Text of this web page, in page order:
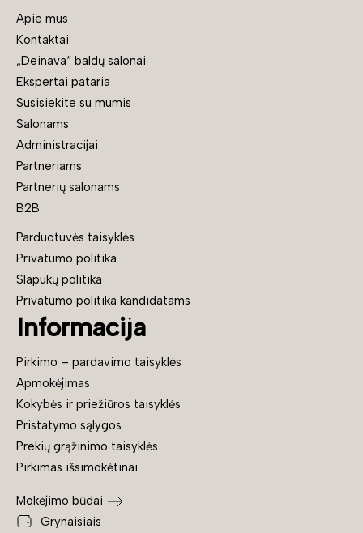
Apie mus
Kontaktai
„Deinava“ baldų salonai
Ekspertai pataria
Susisiekite su mumis
Salonams
Administracijai
Partneriams
Partnerių salonams
B2B
Parduotuvės taisyklės
Privatumo politika
Slapukų politika
Privatumo politika kandidatams
Informacija
Pirkimo – pardavimo taisyklės
Apmokėjimas
Kokybės ir priežiūros taisyklės
Pristatymo sąlygos
Prekių grąžinimo taisyklės
Pirkimas išsimokėtinai
Mokėjimo būdai
Grynaisiais